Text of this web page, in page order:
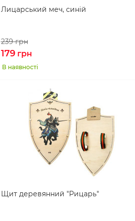
Лицарський меч, синій
239грн
179грн
В наявності
Щит деревянний "Рицарь"